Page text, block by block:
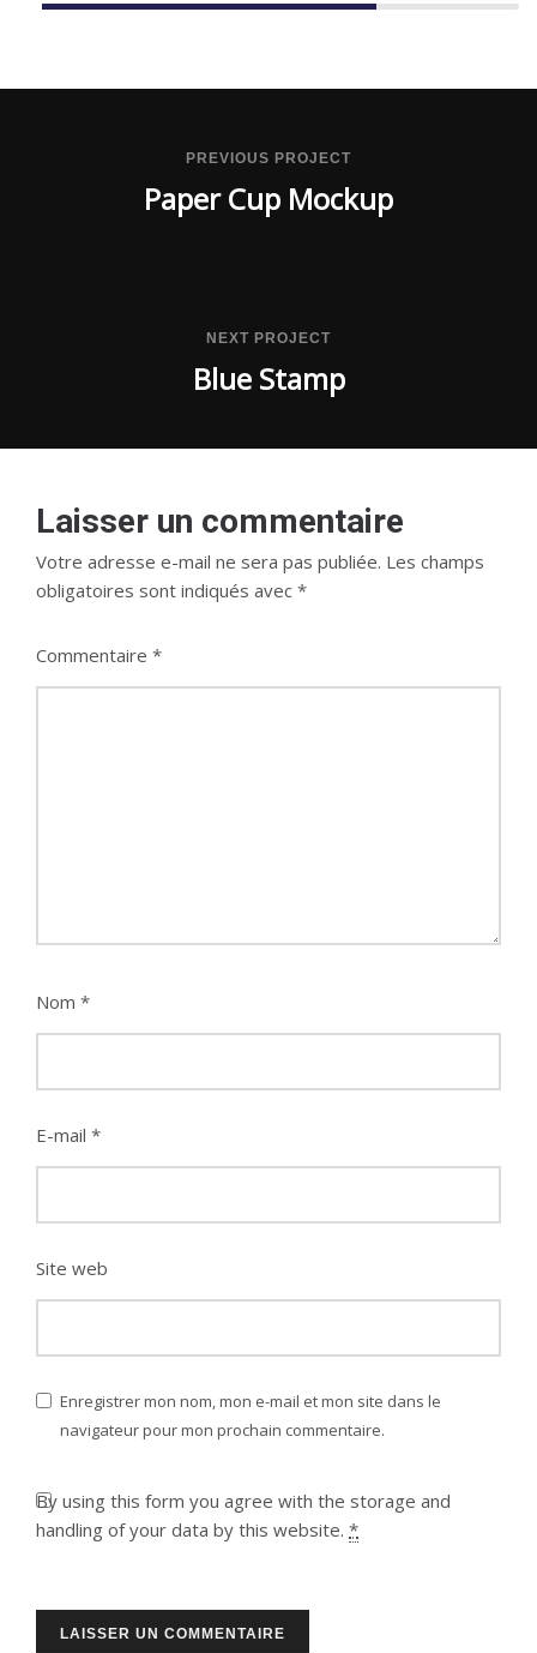
PREVIOUS PROJECT
Paper Cup Mockup
NEXT PROJECT
Blue Stamp
Laisser un commentaire
Votre adresse e-mail ne sera pas publiée. Les champs
obligatoires sont indiqués avec *
Commentaire *
Nom *
E-mail *
Site web
Enregistrer mon nom, mon e-mail et mon site dans le
navigateur pour mon prochain commentaire.
By using this form you agree with the storage and
handling of your data by this website. *